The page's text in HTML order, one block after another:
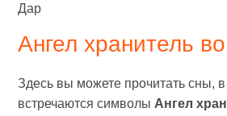
Дар
Ангел хранитель
Здесь вы можете прочитать сны,
встречаются символы Ангел